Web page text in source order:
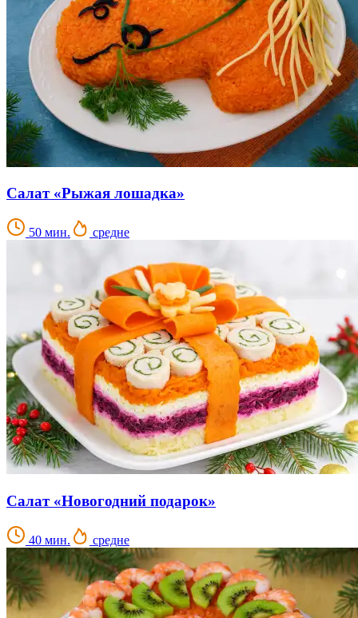
Салат «Рыжая лошадка»
50 мин. средне
Салат «Новогодний подарок»
40 мин. средне